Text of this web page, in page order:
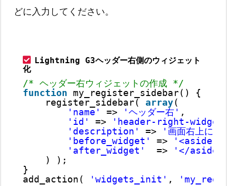
どに入力してください。
Lightning G3ヘッダー右側のウィジェット
化
/* ヘッダー右ウィジェットの作成 */
function
my_register_sidebar() {
register_sidebar( array(
'name'
=> 'ヘッダー右' ,
'id'
=>
'header-right-
'description'
=>
'画面右上に表
'before_widget'
=>
'<aside
'after_widget'
=>
'</
) );
}
add_action(
'widgets_init' ,